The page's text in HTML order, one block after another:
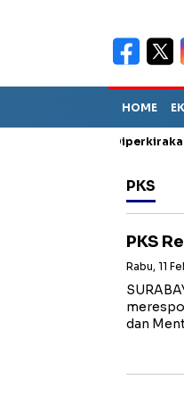
HOME
Sebut TPA Diperkirakan
PKS
PKS
Rabu, 11
dan